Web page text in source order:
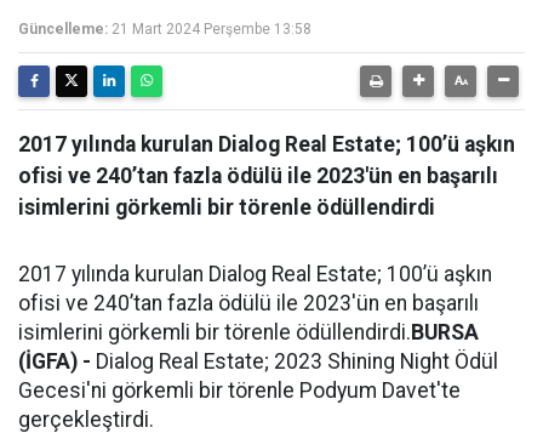
Güncelleme: 21 Mart 2024 Perşembe 13:58
2017 yılında kurulan Dialog Real Estate; 100’ü aşkın
ofisi ve 240’tan fazla ödülü ile 2023'ün en başarılı
isimlerini görkemli bir törenle ödüllendirdi
2017 yılında kurulan Dialog Real Estate; 100’ü aşkın
ofisi ve 240’tan fazla ödülü ile 2023'ün en başarılı
isimlerini görkemli bir törenle ödüllendirdi. BURSA
(İGFA) - Dialog Real Estate; 2023 Shining Night Ödül
Gecesi'ni görkemli bir törenle Podyum Davet'te
gerçekleştirdi.